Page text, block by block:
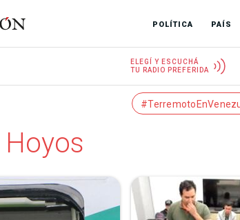
POLÍTICA PAÍS
ELEGÍ Y ESCUCHÁ
TU RADIO PREFERIDA